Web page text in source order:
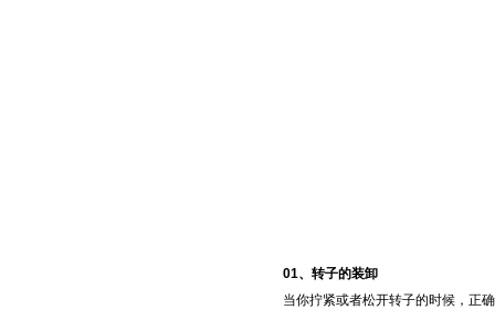
01、转子的装卸
当你拧紧或者松开转子的时候，正